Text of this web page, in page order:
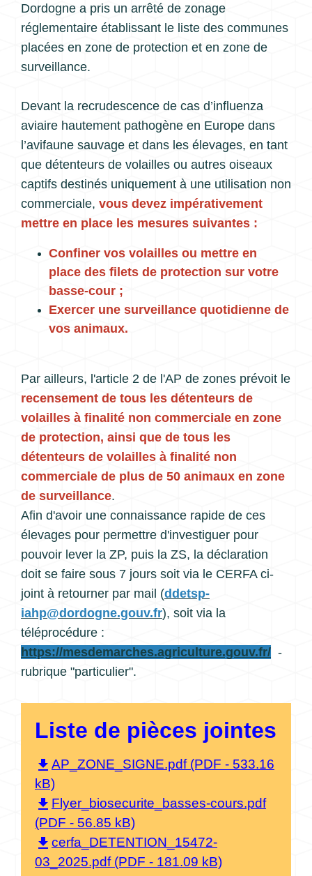
Dordogne a pris un arrêté de zonage
réglementaire établissant le liste des communes
placées en zone de protection et en zone de
surveillance.
Devant la recrudescence de cas d’influenza
aviaire hautement pathogène en Europe dans
l’avifaune sauvage et dans les élevages, en tant
que détenteurs de volailles ou autres oiseaux
captifs destinés uniquement à une utilisation non
commerciale, vous devez impérativement
mettre en place les mesures suivantes :
Confiner vos volailles ou mettre en
place des filets de protection sur votre
basse-cour ;
Exercer une surveillance quotidienne de
vos animaux.
Par ailleurs, l'article 2 de l'AP de zones prévoit le
recensement de tous les détenteurs de
volailles à finalité non commerciale en zone
de protection, ainsi que de tous les
détenteurs de volailles à finalité non
commerciale de plus de 50 animaux en zone
de surveillance.
Afin d'avoir une connaissance rapide de ces
élevages pour permettre d'investiguer pour
pouvoir lever la ZP, puis la ZS, la déclaration
doit se faire sous 7 jours soit via le CERFA ci-
joint à retourner par mail (ddetsp-
iahp@dordogne.gouv.fr), soit via la
téléprocédure :
https://mesdemarches.agriculture.gouv.fr/ -
rubrique "particulier".
Liste de pièces jointes
file_download AP_ZONE_SIGNE.pdf (PDF - 533.16
kB)
file_download Flyer_biosecurite_basses-cours.pdf
(PDF - 56.85 kB)
file_download cerfa_DETENTION_15472-
03_2025.pdf (PDF - 181.09 kB)